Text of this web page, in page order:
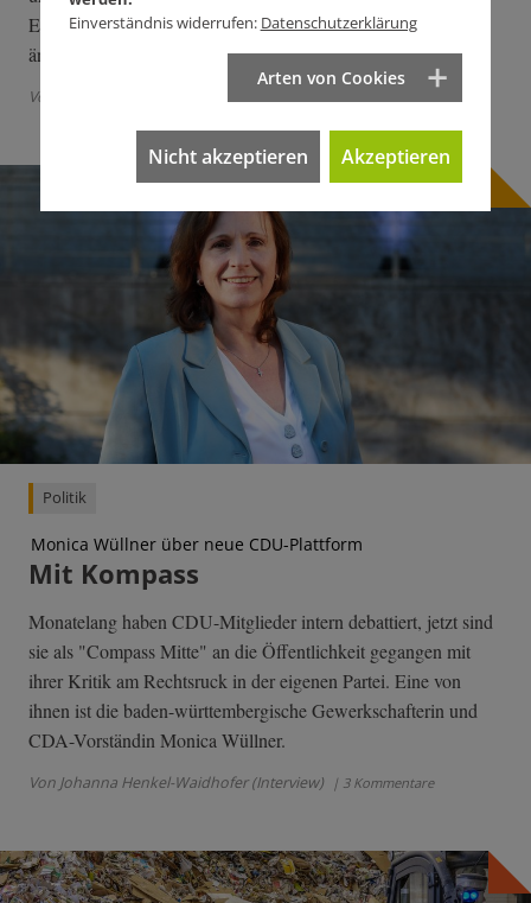
Ermordeten, auch weil es seine Nachkommen so wollten. Das
ändert sich nun.
Von Martin Himmelheber
Politik
Monica Wüllner über neue CDU-Plattform
Mit Kompass
Monatelang haben CDU-Mitglieder intern debattiert, jetzt sind
sie als "Compass Mitte" an die Öffentlichkeit gegangen mit
ihrer Kritik am Rechtsruck in der eigenen Partei. Eine von
ihnen ist die baden-württembergische Gewerkschafterin und
CDA-Vorständin Monica Wüllner.
Von Johanna Henkel-Waidhofer (Interview) | 3 Kommentare
Einverständnis widerrufen: Datenschutzerklärung
Arten von Cookies
Nicht akzeptieren Akzeptieren